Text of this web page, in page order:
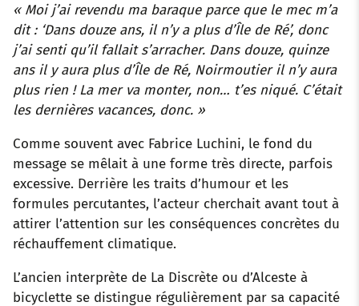
« Moi j’ai revendu ma baraque parce que le mec m’a
dit : ‘Dans douze ans, il n’y a plus d’Île de Ré’, donc
j’ai senti qu’il fallait s’arracher. Dans douze, quinze
ans il y aura plus d’Île de Ré, Noirmoutier il n’y aura
plus rien ! La mer va monter, non… t’es niqué. C’était
les dernières vacances, donc. »
Comme souvent avec Fabrice Luchini, le fond du
message se mêlait à une forme très directe, parfois
excessive. Derrière les traits d’humour et les
formules percutantes, l’acteur cherchait avant tout à
attirer l’attention sur les conséquences concrètes du
réchauffement climatique.
L’ancien interprète de La Discrète ou d’Alceste à
bicyclette se distingue régulièrement par sa capacité